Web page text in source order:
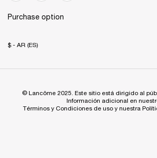
Purchase option
$ - AR (ES)
© Lancôme 2025. Este sitio está dirigido al
Información adicional en
Términos y Condiciones de uso y nuestra